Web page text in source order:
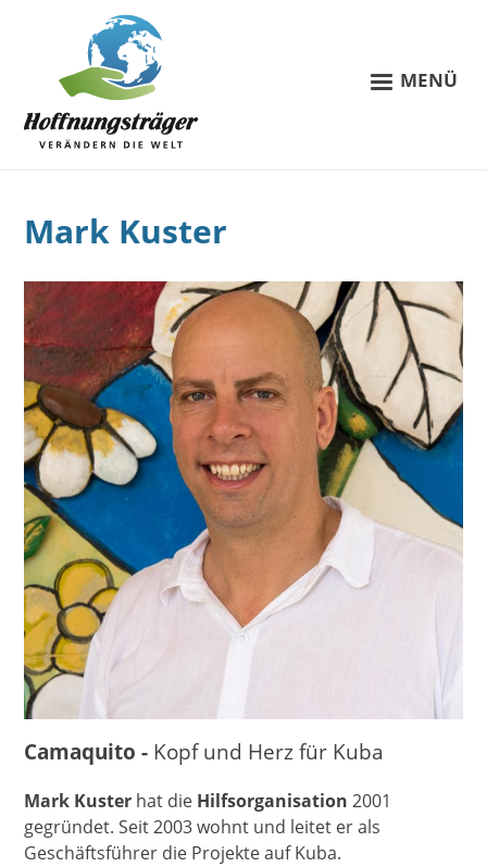
MENÜ
Mark Kuster
Camaquito - Kopf und Herz für Kuba
Mark Kuster hat die Hilfsorganisation 2001
gegründet. Seit 2003 wohnt und leitet er als
Geschäftsführer die Projekte auf Kuba.